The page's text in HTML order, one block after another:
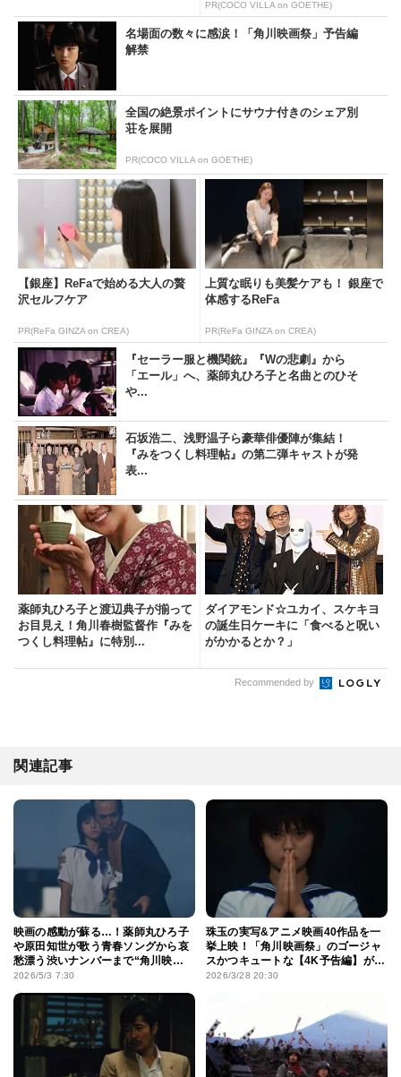
PR(COCO VILLA on GOETHE)
名場面の数々に感涙！「角川映画祭」予告編
解禁
全国の絶景ポイントにサウナ付きのシェア別
荘を展開
PR(COCO VILLA on GOETHE)
【銀座】ReFaで始める大人の贅
沢セルフケア
PR(ReFa GINZA on CREA)
上質な眠りも美髪ケアも！ 銀座で
体感するReFa
PR(ReFa GINZA on CREA)
『セーラー服と機関銃』『Wの悲劇』から
「エール」へ、薬師丸ひろ子と名曲とのひそ
や...
石坂浩二、浅野温子ら豪華俳優陣が集結！
『みをつくし料理帖』の第二弾キャストが発
表...
薬師丸ひろ子と渡辺典子が揃って
お目見え！角川春樹監督作『みを
つくし料理帖』に特別...
ダイアモンド☆ユカイ、スケキヨ
の誕生日ケーキに「食べると呪い
がかかるとか？」
Recommended by
関連記事
映画の感動が蘇る…！薬師丸ひろ子
や原田知世が歌う青春ソングから哀
愁漂う渋いナンバーまで“角川映
画”を彩った懐かしの名曲15選
2026/5/3 7:30
珠玉の実写&アニメ映画40作品を一
挙上映！「角川映画祭」のゴージャ
スかつキュートな【4K予告編】が公
開
2026/3/28 20:30